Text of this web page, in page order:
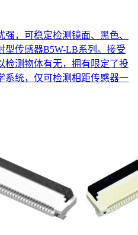
，可稳定检测镜面、黑色、
型传感器B5W-LB系列。接受
检测物体有无，拥有限定了投
系统，仅可检测相距传感器一